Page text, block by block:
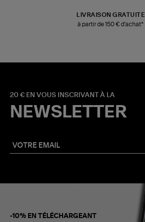
LIVRAISON GRATUITE
à partir de 150 € d'achat*
20 € EN VOUS INSCRIVANT À LA
NEWSLETTER
-10% EN TÉLÉCHARGEANT